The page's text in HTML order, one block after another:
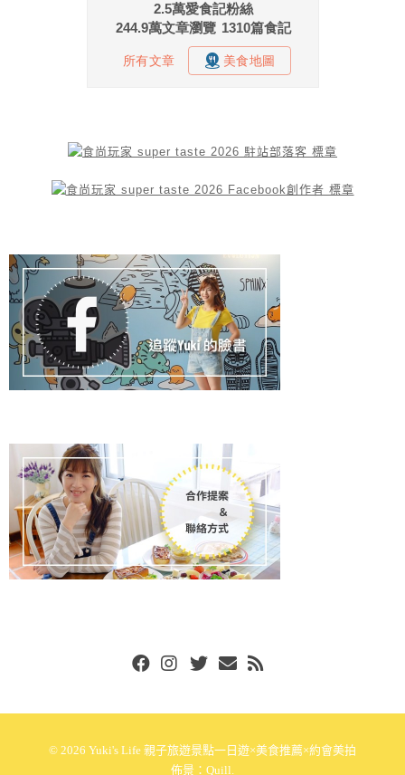
© 2026 Yuki's Life 親子旅遊景點一日遊×美食推薦×約會美拍
佈景： Quill.